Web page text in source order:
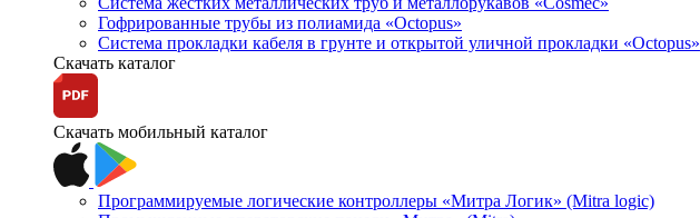
Гофрированные трубы из полиамида «Octopus»
Система прокладки кабеля в грунте и открытой уличной прокладки «Octopus»
Скачать каталог
Скачать мобильный каталог
Программируемые логические контроллеры «Митра Логик» (Mitra logic)